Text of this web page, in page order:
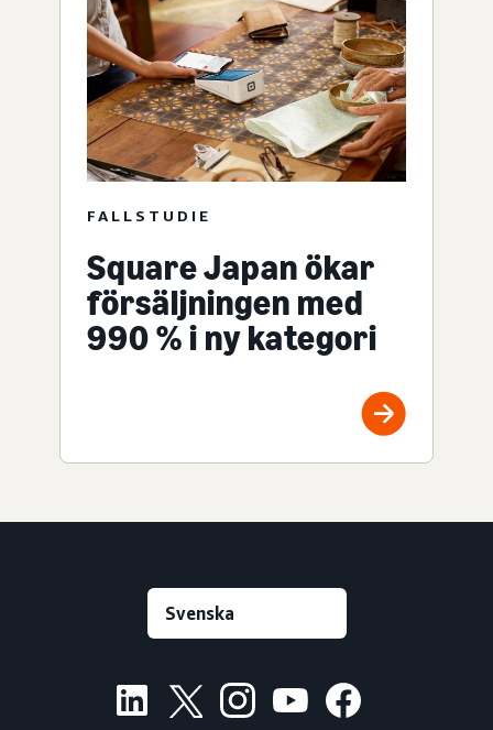
FALLSTUDIE
Square Japan ökar
försäljningen med
990 % i ny kategori